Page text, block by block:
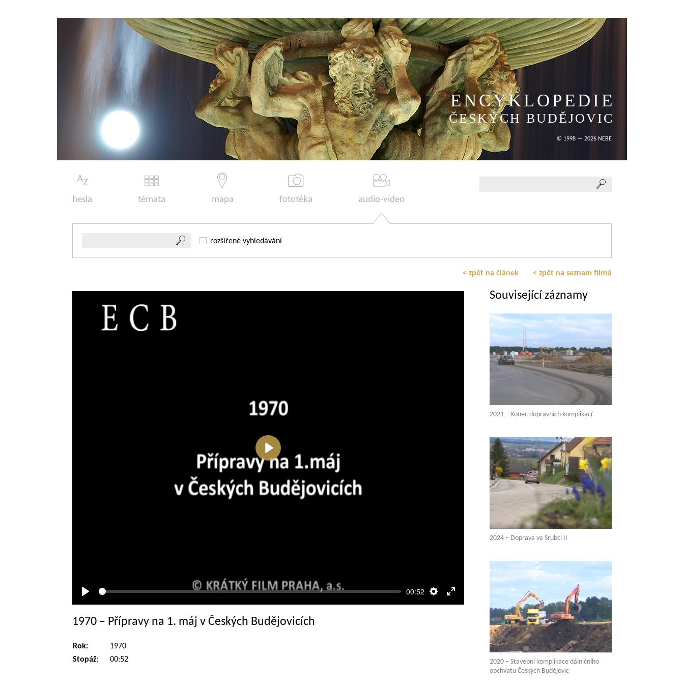
ENCYKLOPEDIE
ČESKÝCH BUDĚJOVIC
© 1998 — 2026 NEBE
hesla témata mapa fototéka audio-video
rozšířené vyhledávání
< zpět na článek < zpět na seznam filmů
Přehrát
00:52
Nastavení
Režim
Přehrát
1970 – Přípravy na 1. máj v Českých Budějovicích
Rok:
1970
Stopáž:
00:52
Související záznamy
2021 – Konec dopravních komplikací
2024 – Doprava ve Srubci II
2020 – Stavební komplikace dálničního
obchvatu Českých Budějovic